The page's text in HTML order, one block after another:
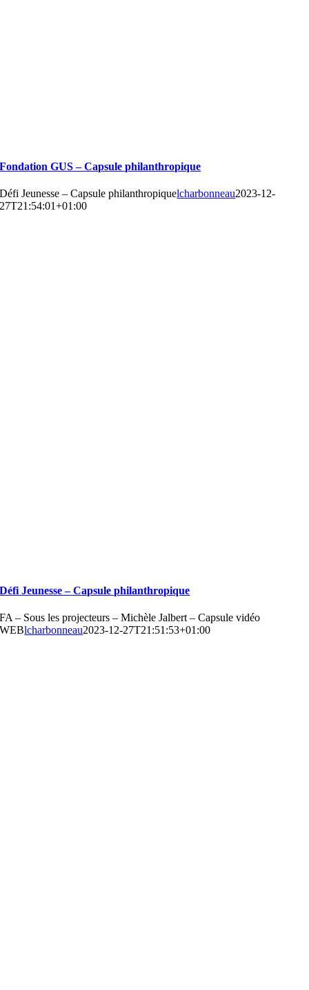
Fondation GUS – Capsule philanthropique
Défi Jeunesse – Capsule philanthropiquelcharbonneau2023-12-
27T21:54:01+01:00
Défi Jeunesse – Capsule philanthropique
FA – Sous les projecteurs – Michèle Jalbert – Capsule vidéo
WEBlcharbonneau2023-12-27T21:51:53+01:00